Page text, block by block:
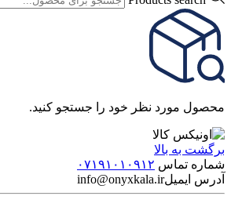
محصول مورد نظر خود را جستجو کنید.
برگشت به بالا
شماره تماس ۰۷۱۹۱۰۱۰۹۱۲
آدرس ایمیلinfo@onyxkala.ir